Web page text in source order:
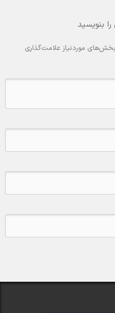
بنویسید
بخش‌های موردنیاز علامت‌گذاری